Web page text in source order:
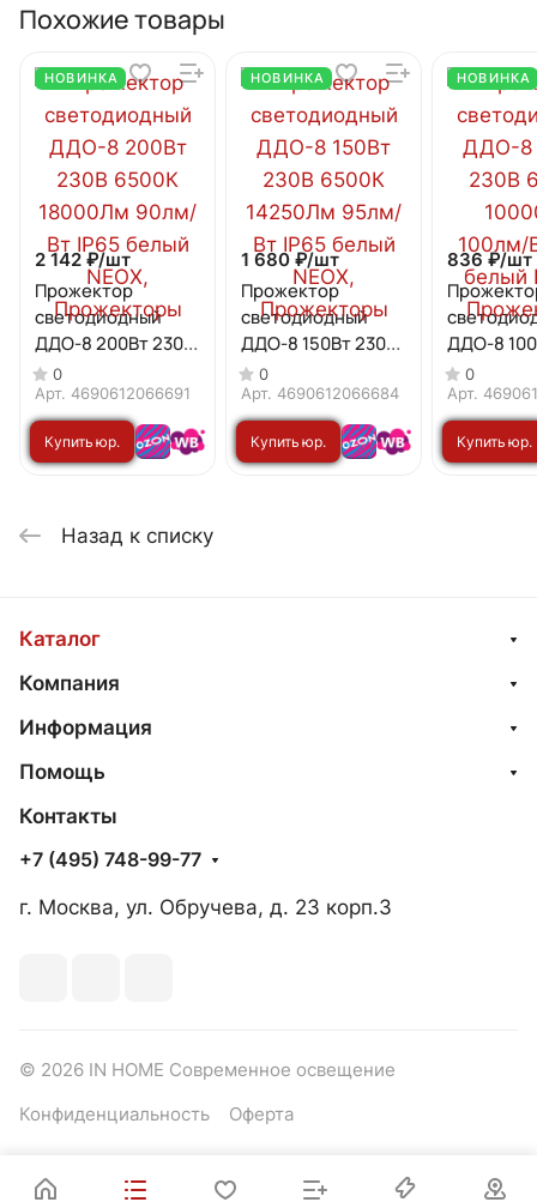
Похожие товары
НОВИНКА
2 142 ₽/шт
Прожектор
светодиодный
ДДО-8 200Вт 230В
6500К 18000Лм
90лм/Вт IP65
белый NEOX
0
Арт. 4690612066691
Купить юр.
НОВИНКА
1 680 ₽/шт
Прожектор
светодиодный
ДДО-8 150Вт 230В
6500К 14250Лм
95лм/Вт IP65
белый NEOX
0
Арт. 4690612066684
Купить юр.
НОВИНКА
836 ₽/шт
ДДО-8
6500К
100лм/Вт
белый
0
Арт.
Купить юр.
Назад к списку
Каталог
Компания
Информация
Помощь
Контакты
+7 (495) 748-99-77
г. Москва, ул. Обручева, д. 23 корп.3
© 2026 IN HOME Современное освещение
Конфиденциальность Оферта